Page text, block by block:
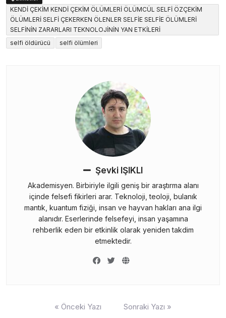
KENDİ ÇEKİM KENDİ ÇEKİM ÖLÜMLERİ ÖLÜMCÜL SELFİ ÖZÇEKİM
ÖLÜMLERİ SELFİ ÇEKERKEN ÖLENLER SELFİE SELFİE ÖLÜMLERİ
SELFİNİN ZARARLARI TEKNOLOJİNİN YAN ETKİLERİ
selfi öldürücü
selfi ölümleri
Şevki IŞIKLI
Akademisyen. Birbiriyle ilgili geniş bir araştırma alanı
içinde felsefi fikirleri arar. Teknoloji, teoloji, bulanık
mantık, kuantum fiziği, insan ve hayvan hakları ana ilgi
alanıdır. Eserlerinde felsefeyi, insan yaşamına
rehberlik eden bir etkinlik olarak yeniden takdim
etmektedir.
« Önceki Yazı Sonraki Yazı »